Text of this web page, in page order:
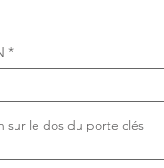
*
sur le dos du porte clés